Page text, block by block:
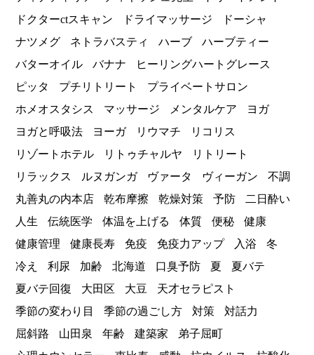
ドクターctスキャン
ドライマッサージ
ドーシャ
ナツメグ
ネトラバスティ ハーブ
ハーブティー
バターオイル
バナナ
ヒーリングハートグレース
ピッタ
プチリトリート
プライベートサロン
ホメオスタシス
マッサージ メンタルケア
ヨガ
ヨガと呼吸法
ヨーガ リウマチ
リコリス
リゾートホテル
リトゥチャルヤ
リトリート
リラックス
ルヌガンガ ヴァータ ヴィーガン
不調
丸善丸の内本店
乾布摩擦 乾燥対策 予防
二日酔い
人生
伝統医学 体温を上げる 体質 便秘
健康
健康管理
健康長寿 免疫 免疫力アップ 入浴
冬
冷え
利尿 加齢 北海道 口臭予防 夏
夏バテ
夏バテ回復
大田区 大豆
天才セラピスト
季節の変わり目
季節の過ごし方 対策
対話力
屈斜路
山田泉 年齢 建築家
弟子屈町